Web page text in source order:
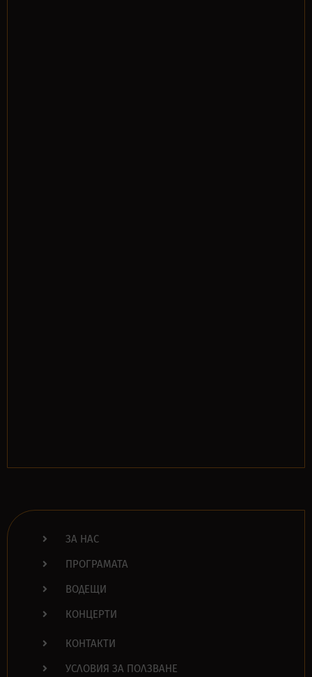
ЗА НАС
ПРОГРАМАТА
ВОДЕЩИ
КОНЦЕРТИ
КОНТАКТИ
УСЛОВИЯ ЗА ПОЛЗВАНЕ